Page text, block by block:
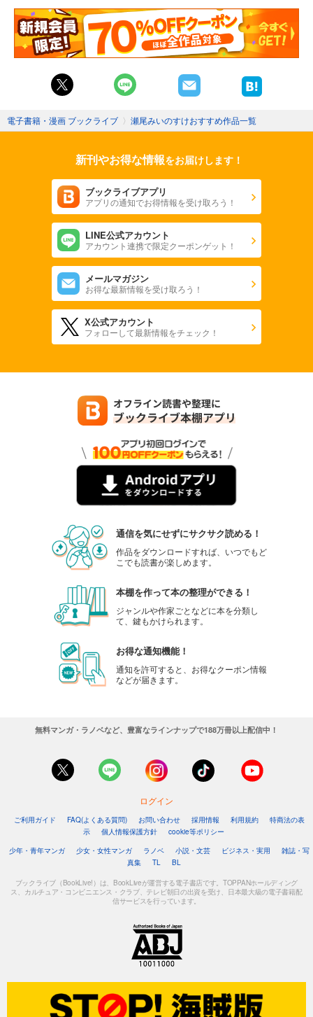
電子書籍・漫画 ブックライブ 〉 瀬尾みいのすけおすすめ作品一覧
新刊やお得な情報をお届けします！
ブックライブアプリ
アプリの通知でお得情報を受け取ろう！
LINE公式アカウント
アカウント連携で限定クーポンゲット！
メールマガジン
お得な最新情報を受け取ろう！
X公式アカウント
フォローして最新情報をチェック！
通信を気にせずにサクサク読める！
作品をダウンロードすれば、いつでもど
こでも読書が楽しめます。
本棚を作って本の整理ができる！
ジャンルや作家ごとなどに本を分類し
て、鍵もかけられます。
お得な通知機能！
通知を許可すると、お得なクーポン情報
などが届きます。
無料マンガ・ラノベなど、豊富なラインナップで188万冊以上配信中！
ログイン
ご利用ガイド FAQ(よくある質問) お問い合わせ 採用情報 利用規約
特商法の表
示
個人情報保護方針
cookie等ポリシー
少年・青年マンガ
少女・女性マンガ ラノベ 小説・文芸 ビジネス・実用
雑誌・写
真集
TL BL
ブックライブ（BookLive!）は、BookLiveが運営する電子書店です。TOPPANホールディング
ス、カルチュア・コンビニエンス・クラブ、テレビ朝日の出資を受け、日本最大級の電子書籍配
信サービスを行っています。